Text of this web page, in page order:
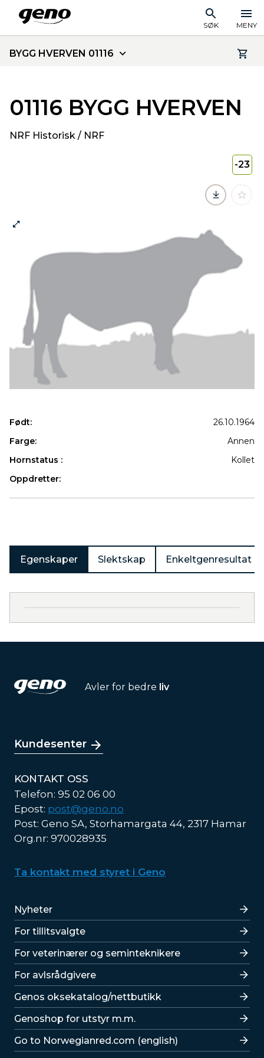
SØK MENY
BYGG HVERVEN 01116
01116 BYGG HVERVEN
NRF Historisk / NRF
-23
Født:
26.10.1964
Farge:
Annen
Hornstatus :
Kollet
Oppdretter:
Egenskaper Slektskap Enkeltgenresultat
Avler for bedre liv
Kundesenter
KONTAKT OSS
Telefon: 95 02 06 00
Epost: post@geno.no
Post: Geno SA, Storhamargata 44, 2317 Hamar
Org.nr: 970028935
Ta kontakt med styret i Geno
Lenker
Nyheter
For tillitsvalgte
For veterinærer og seminteknikere
For avlsrådgivere
Lenker
Genos oksekatalog/nettbutikk
Genoshop for utstyr m.m.
Go to Norwegianred.com (english)